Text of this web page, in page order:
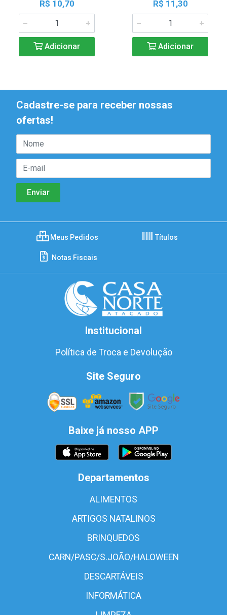
R$ 10,70
Adicionar
R$ 11,30
Adicionar
Cadastre-se para receber nossas
ofertas!
Meus Pedidos Títulos
Notas Fiscais
Institucional
Política de Troca e Devolução
Site Seguro
Baixe já nosso APP
Departamentos
ALIMENTOS
ARTIGOS NATALINOS
BRINQUEDOS
CARN/PASC/S.JOÃO/HALOWEEN
DESCARTÁVEIS
INFORMÁTICA